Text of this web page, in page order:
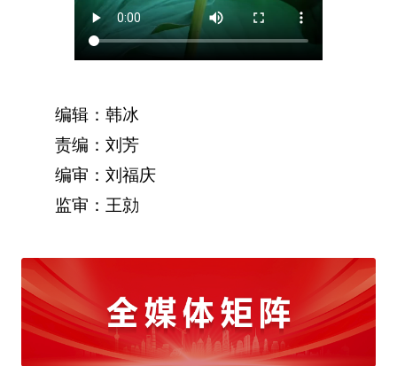
编辑：韩冰
责编：刘芳
编审：刘福庆
监审：王勍